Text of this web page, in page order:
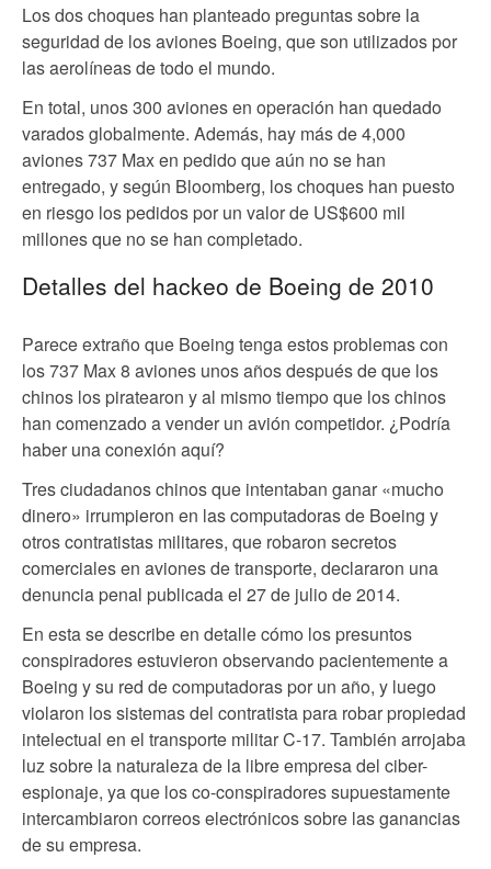
Los dos choques han planteado preguntas sobre la
seguridad de los aviones Boeing, que son utilizados por
las aerolíneas de todo el mundo.
En total, unos 300 aviones en operación han quedado
varados globalmente. Además, hay más de 4,000
aviones 737 Max en pedido que aún no se han
entregado, y según Bloomberg, los choques han puesto
en riesgo los pedidos por un valor de US$600 mil
millones que no se han completado.
Detalles del hackeo de Boeing de 2010
Parece extraño que Boeing tenga estos problemas con
los 737 Max 8 aviones unos años después de que los
chinos los piratearon y al mismo tiempo que los chinos
han comenzado a vender un avión competidor. ¿Podría
haber una conexión aquí?
Tres ciudadanos chinos que intentaban ganar «mucho
dinero» irrumpieron en las computadoras de Boeing y
otros contratistas militares, que robaron secretos
comerciales en aviones de transporte, declararon una
denuncia penal publicada el 27 de julio de 2014.
En esta se describe en detalle cómo los presuntos
conspiradores estuvieron observando pacientemente a
Boeing y su red de computadoras por un año, y luego
violaron los sistemas del contratista para robar propiedad
intelectual en el transporte militar C-17. También arrojaba
luz sobre la naturaleza de la libre empresa del ciber-
espionaje, ya que los co-conspiradores supuestamente
intercambiaron correos electrónicos sobre las ganancias
de su empresa.